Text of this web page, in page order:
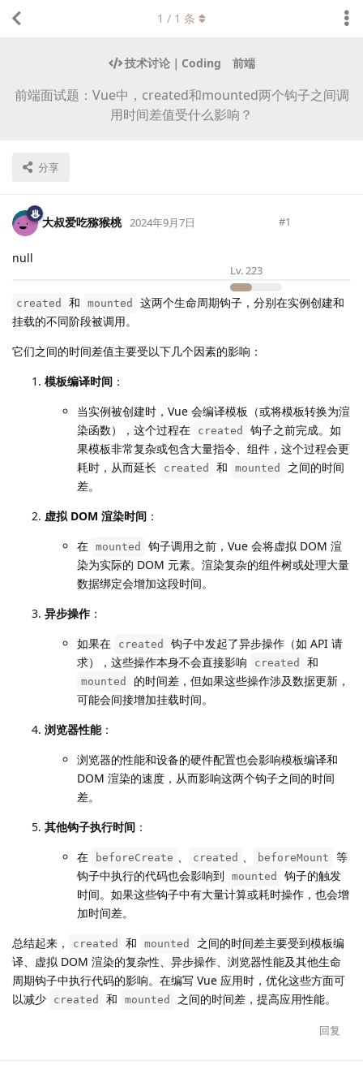
技术讨论｜Coding 前端
前端面试题：Vue中，created和mounted两个钩子之间调
用时间差值受什么影响？
分享
1 / 1 条
大叔爱吃猕猴桃
Lv.223
2024年9月7日 #1
null
created 和 mounted
这两个生命周期钩子，分别在实例创建和
挂载的不同阶段被调用。
它们之间的时间差值主要受以下几个因素的影响：
模板编译时间 ：
当实例被创建时，Vue 会编译模板（或将模板转换为渲
染函数），这个过程在
created
钩子之前完成。如
果模板非常复杂或包含大量指令、组件，这个过程会更
耗时，从而延长
created 和 mounted
之间的时间
差。
虚拟 DOM 渲染时间 ：
在 mounted
钩子调用之前，Vue 会将虚拟 DOM 渲
染为实际的 DOM 元素。渲染复杂的组件树或处理大量
数据绑定会增加这段时间。
异步操作 ：
如果在
created
钩子中发起了异步操作（如 API 请
求），这些操作本身不会直接影响
created 和
mounted
的时间差，但如果这些操作涉及数据更新，
可能会间接增加挂载时间。
浏览器性能：
浏览器的性能和设备的硬件配置也会影响模板编译和
DOM 渲染的速度，从而影响这两个钩子之间的时间
差。
其他钩子执行时间 ：
在
beforeCreate created beforeMount
等
钩子中执行的代码也会影响到
mounted
钩子的触发
时间。如果这些钩子中有大量计算或耗时操作，也会增
加时间差。
总结起来，
created 和 mounted
之间的时间差主要受到模板编
译、虚拟 DOM 渲染的复杂性、异步操作、浏览器性能及其他生命
周期钩子中执行代码的影响。在编写 Vue 应用时，优化这些方面可
以减少
created 和 mounted 之间的时间差，提高应用性能。
回复